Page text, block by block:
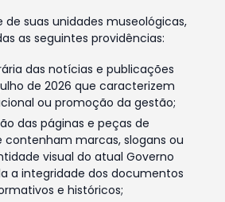
suas unidades museológicas,
as seguintes providências:
das notícias e publicações
de 2026 que caracterizem
ou promoção da gestão;
das páginas e peças de
marcas, slogans ou
visual do atual Governo
a integridade dos documentos
e históricos;